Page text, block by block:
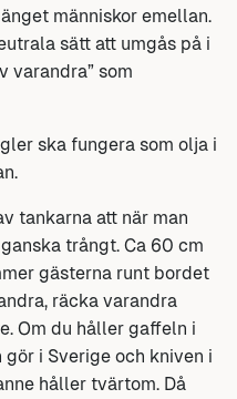
människor emellan.
sätt att umgås på i
varandra” som
ska fungera som olja i
tankarna att när man
trångt. Ca 60 cm
gästerna runt bordet
räcka varandra
Om du håller gaffeln i
i Sverige och kniven i
håller tvärtom. Då